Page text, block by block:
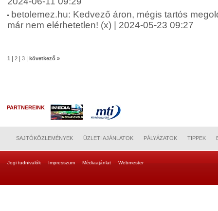
betolemez.hu: Kedvező áron, mégis tartós
már nem elérhetetlen! (x) | 2024-05-23 09:27
1 2 3 következő »
PARTNEREINK
SAJTÓKÖZLEMÉNYEK ÜZLETI AJÁNLATOK PÁLYÁZATOK TIPPEK
Jogi tudnivalók Impresszum Médiaajánlat Webmester